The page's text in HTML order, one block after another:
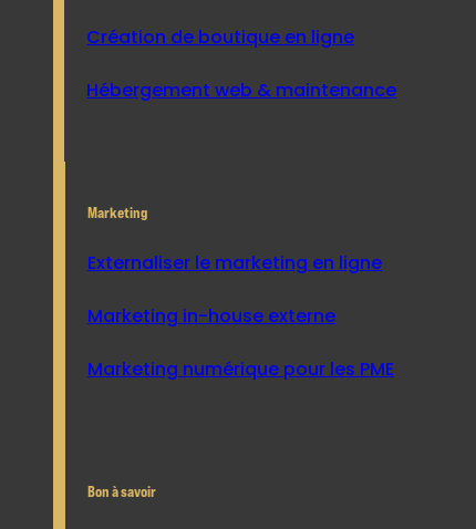
Création de boutique en ligne
Hébergement web & maintenance
Marketing
Externaliser le marketing en ligne
Marketing in-house externe
Marketing numérique pour les PME
Bon à savoir